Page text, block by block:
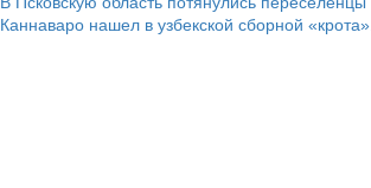
Каннаваро нашел в узбекской сборной «крота».